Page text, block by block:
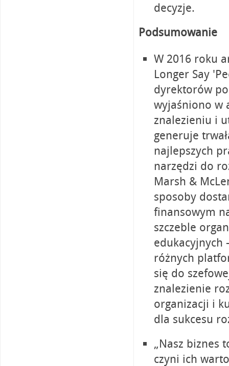
decyzje.
Podsumowanie
W 2016 roku
Longer Say
dyrektorów
wyjaśniono w
znalezieniu i
generuje
najlepszych
narzędzi do
Marsh &
sposoby
finansowym
szczeble
edukacyjnych
różnych
się do
znalezienie
organizacji i
dla sukcesu
„Nasz biznes
czyni ich